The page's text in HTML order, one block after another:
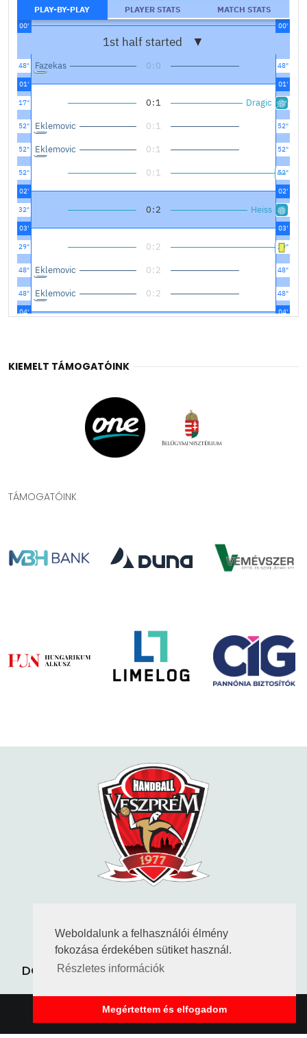
Weboldalunk a felhasználói élmény
fokozása érdekében sütiket használ.
Részletes információk
Megértettem és elfogadom
KIEMELT TÁMOGATÓINK
TÁMOGATÓINK
ADATVÉDELEM
KAPCSOLAT
DOKUMENTUMOK
TAO HATÁROZATOK